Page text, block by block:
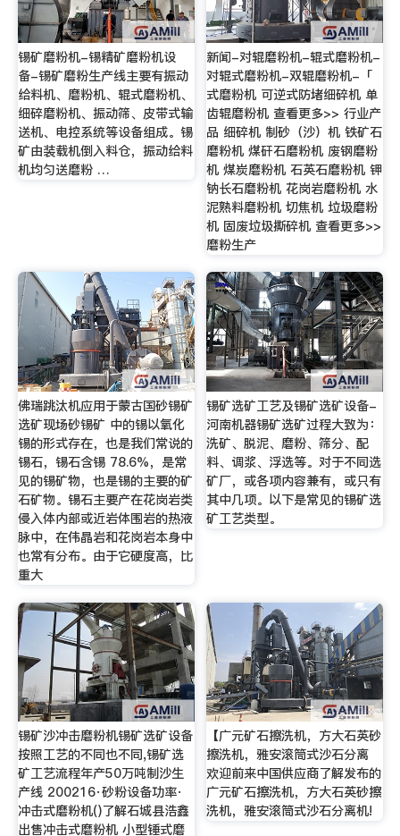
锡矿磨粉机-锡精矿磨粉机设
备-锡矿磨粉生产线主要有振动
给料机、磨粉机、辊式磨粉机、
细碎磨粉机、振动筛、皮带式输
送机、电控系统等设备组成。锡
矿由装载机倒入料仓，振动给料
机均匀送磨粉 …
新闻-对辊磨粉机-辊式磨粉机-
对辊式磨粉机-双辊磨粉机-「
式磨粉机 可逆式防堵细碎机 单
齿辊磨粉机 查看更多>> 行业产
品 细碎机 制砂（沙）机 铁矿石
磨粉机 煤矸石磨粉机 废钢磨粉
机 煤炭磨粉机 石英石磨粉机 钾
钠长石磨粉机 花岗岩磨粉机 水
泥熟料磨粉机 切焦机 垃圾磨粉
机 固废垃圾撕碎机 查看更多>>
磨粉生产
佛瑞跳汰机应用于蒙古国砂锡矿
选矿现场砂锡矿 中的锡以氧化
锡的形式存在，也是我们常说的
锡石，锡石含锡 78.6%，是常
见的锡矿物，也是锡的主要的矿
石矿物。锡石主要产在花岗岩类
侵入体内部或近岩体围岩的热液
脉中，在伟晶岩和花岗岩本身中
也常有分布。由于它硬度高，比
重大
锡矿选矿工艺及锡矿选矿设备-
河南机器锡矿选矿过程大致为：
洗矿、脱泥、磨粉、筛分、配
料、调浆、浮选等。对于不同选
矿厂，或各项内容兼有，或只有
其中几项。以下是常见的锡矿选
矿工艺类型。
锡矿沙冲击磨粉机锡矿选矿设备
按照工艺的不同也不同,锡矿选
矿工艺流程年产50万吨制沙生
产线 200216·砂粉设备功率·
冲击式磨粉机()了解石城县浩鑫
出售冲击式磨粉机 小型锤式磨
【广元矿石擦洗机，方大石英砂
擦洗机，雅安滚筒式沙石分离
欢迎前来中国供应商了解发布的
广元矿石擦洗机，方大石英砂擦
洗机，雅安滚筒式沙石分离机!